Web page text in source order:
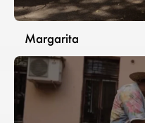
Margarita